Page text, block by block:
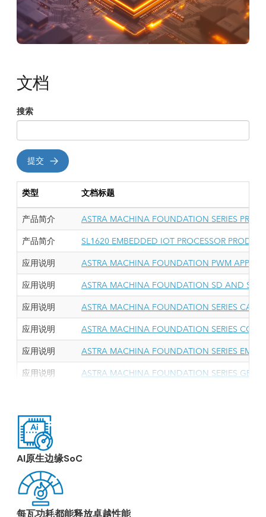
文档
搜索
提交
类型 文档标题
产品简介 ASTRA MACHINA FOUNDATION SERIES
产品简介 SL1620 EMBEDDED IOT PROCESSOR
应用说明 ASTRA MACHINA FOUNDATION PWM APP
应用说明 ASTRA MACHINA FOUNDATION SD AND
应用说明 ASTRA MACHINA FOUNDATION SERIES CAN
应用说明 ASTRA MACHINA FOUNDATION SERIES
应用说明 ASTRA MACHINA FOUNDATION SERIES
应用说明 ASTRA MACHINA FOUNDATION SERIES
应用说明
应用说明
应用说明 ASTRA MACHINA FOUNDATION SERIES POE
应用说明
应用说明
AI原生边缘SoC
每瓦功耗都能释放卓越性能